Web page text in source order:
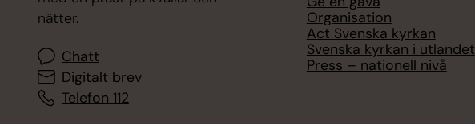
nätter.
Chatt
Digitalt brev
Telefon 112
Organisation
Act Svenska kyrkan
Svenska kyrkan i utlandet
Press – nationell nivå